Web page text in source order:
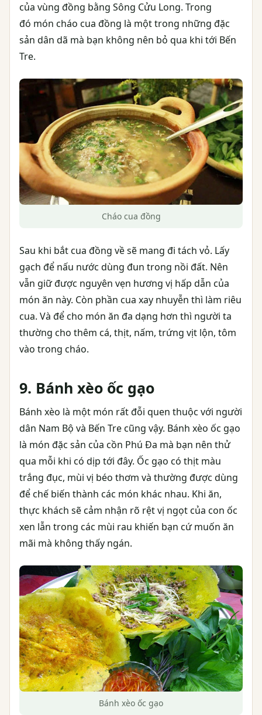
của vùng đồng bằng Sông Cửu Long. Trong
đó món cháo cua đồng là một trong những đặc
sản dân dã mà bạn không nên bỏ qua khi tới Bến
Tre.
Cháo cua đồng
Sau khi bắt cua đồng về sẽ mang đi tách vỏ. Lấy
gạch để nấu nước dùng đun trong nồi đất. Nên
vẫn giữ được nguyên vẹn hương vị hấp dẫn của
món ăn này. Còn phần cua xay nhuyễn thì làm riêu
cua. Và để cho món ăn đa dạng hơn thì người ta
thường cho thêm cá, thịt, nấm, trứng vịt lộn, tôm
vào trong cháo.
9. Bánh xèo ốc gạo
Bánh xèo là một món rất đỗi quen thuộc với người
dân Nam Bộ và Bến Tre cũng vậy. Bánh xèo ốc gạo
là món đặc sản của cồn Phú Đa mà bạn nên thử
qua mỗi khi có dịp tới đây. Ốc gạo có thịt màu
trắng đục, mùi vị béo thơm và thường được dùng
để chế biến thành các món khác nhau. Khi ăn,
thực khách sẽ cảm nhận rõ rệt vị ngọt của con ốc
xen lẫn trong các mùi rau khiến bạn cứ muốn ăn
mãi mà không thấy ngán.
Bánh xèo ốc gạo